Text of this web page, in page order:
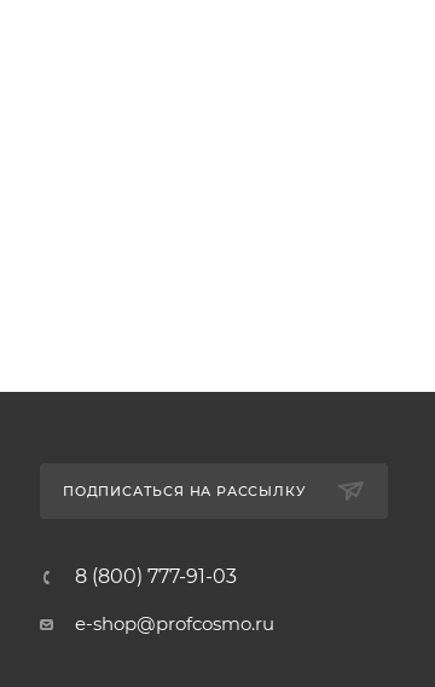
ПОДПИСАТЬСЯ НА РАССЫЛКУ
8 (800) 777-91-03
e-shop@profcosmo.ru